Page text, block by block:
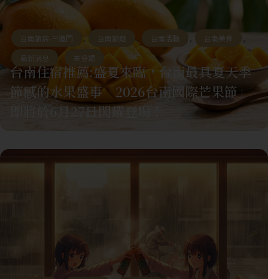
台南旅店-三道門 , 台南旅遊 台南活動 台南美食
最新消息
, 未分類
台南住宿推薦:盛夏來臨，台南最具夏天季
節感的水果盛事「2026台南國際芒果節」
即將於6月27日閃耀登場！